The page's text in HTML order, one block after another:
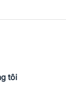
tôi